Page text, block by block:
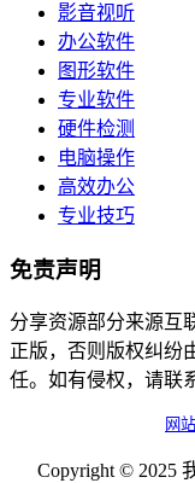
影音视听
办公软件
图形软件
专业软件
硬件检测
电脑操作
高效办公
专业技巧
免责声明
分享资源部分来源互
正版，否则版权纠纷
任。如有侵权，请联
网
Copyright © 2025